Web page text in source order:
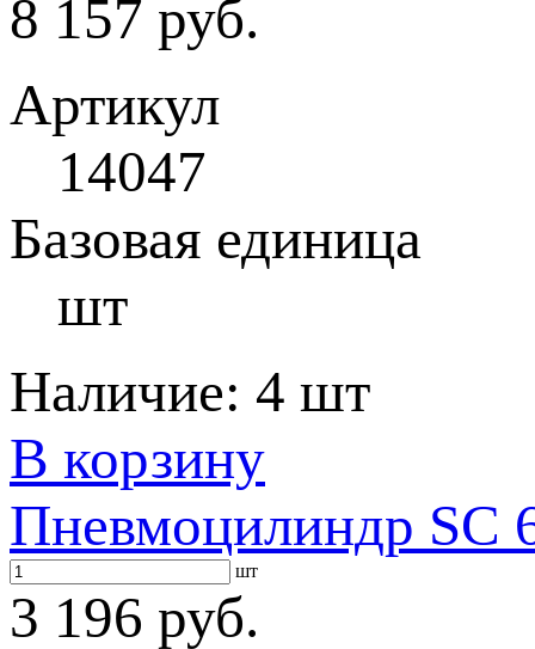
8 157 руб.
Артикул
14047
Базовая единица
шт
Наличие: 4 шт
В корзину
Пневмоцилиндр SC
шт
3 196 руб.